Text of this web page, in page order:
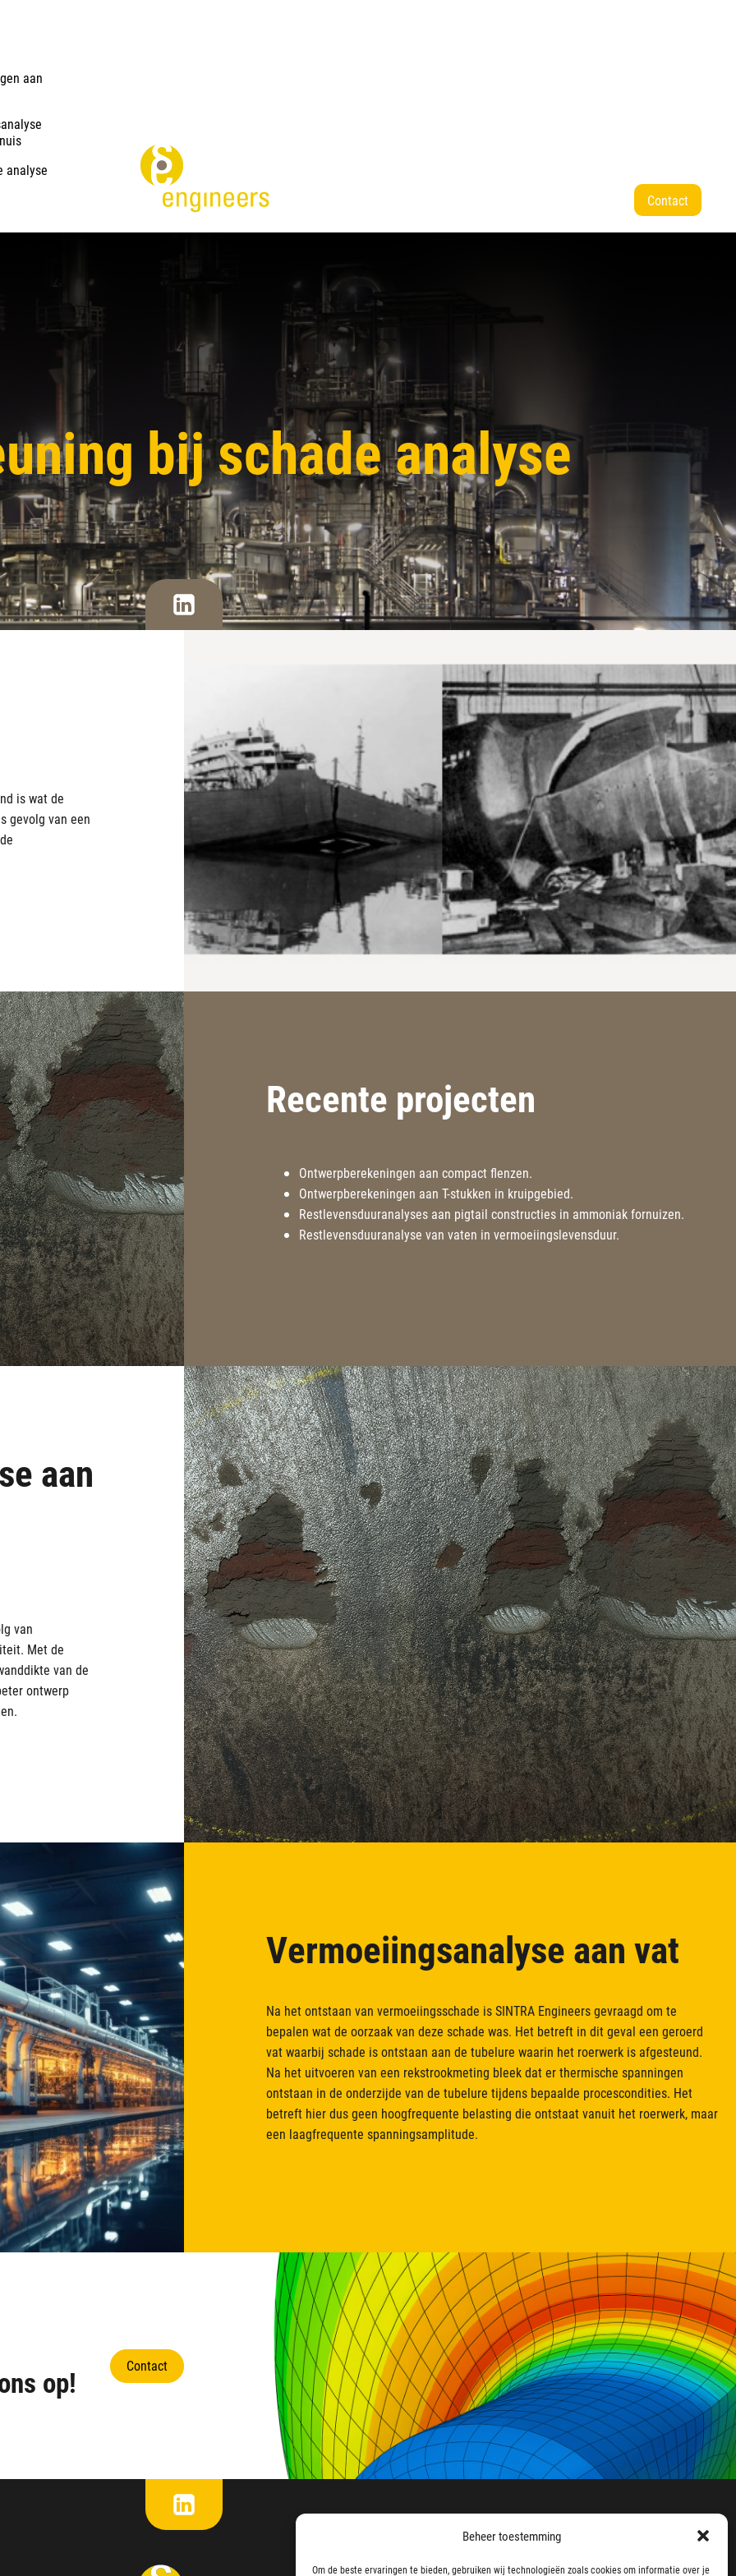
Beheer toestemming
Om de beste ervaringen te bieden, gebruiken wij technologieën zoals cookies om informatie over je
aan
analyse
Contact
bij schade analyse
is wat de
gevolg van een
Recente projecten
Ontwerpberekeningen aan compact flenzen.
Ontwerpberekeningen aan T-stukken in kruipgebied.
Restlevensduuranalyses aan pigtail constructies in ammoniak fornuizen.
Restlevensduuranalyse van vaten in vermoeiingslevensduur.
aan
van
Met de
van de
ontwerp
Vermoeiingsanalyse aan vat
Na het ontstaan van vermoeiingsschade is SINTRA Engineers gevraagd om te
bepalen wat de oorzaak van deze schade was. Het betreft in dit geval een geroerd
vat waarbij schade is ontstaan aan de tubelure waarin het roerwerk is afgesteund.
Na het uitvoeren van een rekstrookmeting bleek dat er thermische spanningen
ontstaan in de onderzijde van de tubelure tijdens bepaalde procescondities. Het
betreft hier dus geen hoogfrequente belasting die ontstaat vanuit het roerwerk, maar
een laagfrequente spanningsamplitude.
op!
Contact
Home Onderzoek